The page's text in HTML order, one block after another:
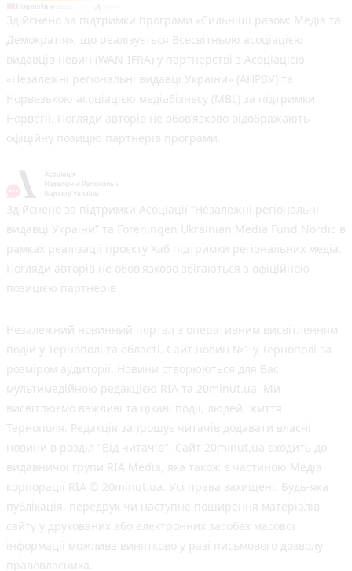
Здійснено за підтримки програми «Сильніші разом: Медіа та
Демократія», що реалізується Всесвітньою асоціацією
видавців новин (WAN-IFRA) у партнерстві з Асоціацією
«Незалежні регіональні видавці України» (АНРВУ) та
Норвезькою асоціацією медіабізнесу (MBL) за підтримки
Норвегії. Погляди авторів не обов’язково відображають
офіційну позицію партнерів програми.
Здійснено за підтримки Асоціації “Незалежні регіональні
видавці України” та Foreningen Ukrainian Media Fund Nordic в
рамках реалізації проєкту Хаб підтримки регіональних медіа.
Погляди авторів не обов'язково збігаються з офіційною
позицією партнерів
Незалежний новинний портал з оперативним висвітленням
подій у Тернополі та області. Сайт новин №1 у Тернополі за
розміром аудиторії. Новини створюються для Вас
мультимедійною редакцією RIA та 20minut.ua. Ми
висвітлюємо важливі та цікаві події, людей, життя
Тернополя. Редакція запрошує читачів додавати власні
новини в розділ "Від читачів". Сайт 20minut.ua входить до
видавничої групи RIA Media, яка також є частиною Медіа
корпорації RIA © 20minut.ua. Усі права захищені. Будь-яка
публiкацiя, передрук чи наступне поширення матеріалів
сайту у друкованих або електронних засобах масової
інформації можлива винятково у разі письмового дозволу
правовласника.